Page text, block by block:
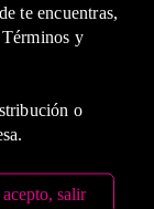
te encuentras,
y
o
salir